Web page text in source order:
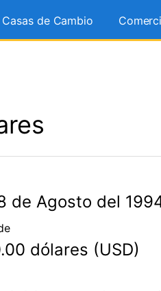
Casas de Cambio
de Agosto del
dólares (USD)